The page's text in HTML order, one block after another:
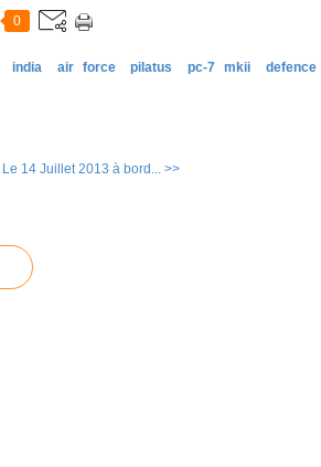
0
india air force pilatus pc-7 mkii
defence
Le 14 Juillet 2013 à bord... >>